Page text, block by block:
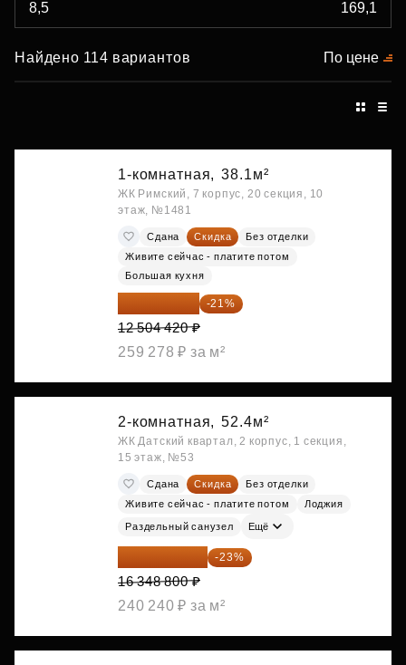
Найдено 114 вариантов По цене
1-комнатная, 38.1м²
ЖК Римский, 7 корпус, 20 секция, 10
этаж, №1481
Сдана Скидка
Без отделки
Живите сейчас - платите потом
Большая кухня
-21%
12 504 420 ₽
259 278 ₽ за м²
2-комнатная, 52.4м²
ЖК Датский квартал, 2 корпус, 1 секция,
15 этаж, №53
Сдана Скидка
Без отделки
Живите сейчас - платите потом
Лоджия
Раздельный санузел Ещё
12 588 576 ₽ -23%
16 348 800 ₽
240 240 ₽ за м²